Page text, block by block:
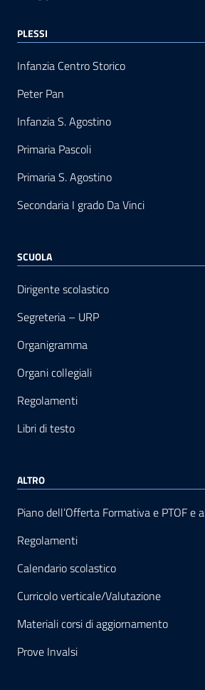
PLESSI
Infanzia Centro Storico
Peter Pan
Infanzia S. Agostino
Primaria Pascoli
Primaria S. Agostino
Secondaria I grado Da Vinci
SCUOLA
Dirigente scolastico
Segreteria – URP
Organigramma
Organi collegiali
Regolamenti
Libri di testo
ALTRO
Piano dell’Offerta Formativa e PTOF e
Regolamenti
Calendario scolastico
Curricolo verticale/Valutazione
Materiali corsi di aggiornamento
Prove Invalsi